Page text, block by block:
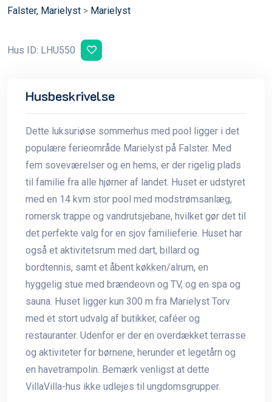
Falster, Marielyst > Marielyst
Hus ID: LHU550
Husbeskrivelse
Dette luksuriøse sommerhus med pool ligger i det
populære ferieområde Marielyst på Falster. Med
fem soveværelser og en hems, er der rigelig plads
til familie fra alle hjørner af landet. Huset er udstyret
med en 14 kvm stor pool med modstrømsanlæg,
romersk trappe og vandrutsjebane, hvilket gør det til
det perfekte valg for en sjov familieferie. Huset har
også et aktivitetsrum med dart, billard og
bordtennis, samt et åbent køkken/alrum, en
hyggelig stue med brændeovn og TV, og en spa og
sauna. Huset ligger kun 300 m fra Marielyst Torv
med et stort udvalg af butikker, caféer og
restauranter. Udenfor er der en overdækket terrasse
og aktiviteter for børnene, herunder et legetårn og
en havetrampolin. Bemærk venligst at dette
VillaVilla-hus ikke udlejes til ungdomsgrupper.